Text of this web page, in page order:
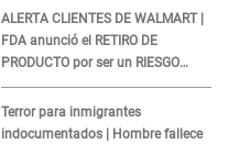
ALERTA CLIENTES DE WALMART |
FDA anunció el RETIRO DE
PRODUCTO por ser un RIESGO
MORTAL para consumidores: ¿Cuál
es?
Terror para inmigrantes
indocumentados | Hombre fallece